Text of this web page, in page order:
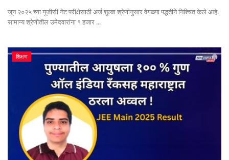
जून २०२५ च्या यूजीसी नेट परीक्षेसाठी अर्ज शुल्क श्रेणीनुसार वेगळ्या पद्धतीने निश्चित केले आहे.
सामान्य श्रेणीतील उमेदवारांना १ हजार ...
शिक्षण